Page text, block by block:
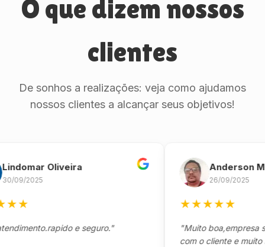
O que dizem nossos
clientes
De sonhos a realizações: veja como ajudamos
nossos clientes a alcançar seus objetivos!
Oliveira
2025
e seguro."
Anderson
26/09/2025
★★★
"Muito boa,empresa séria
com o cliente e muito